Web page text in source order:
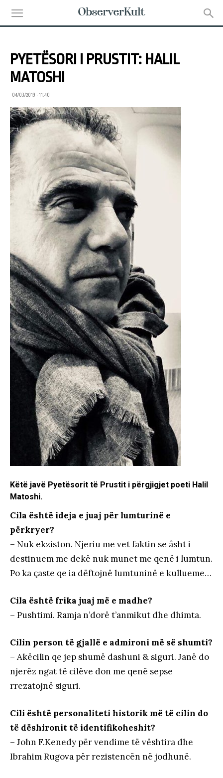
PYETËSORI I PRUSTIT: HALIL
MATOSHI
04/03/2019 • 11:40
Këtë javë Pyetësorit të Prustit i përgjigjet poeti Halil
Matoshi.
Cila është ideja e juaj për lumturinë e
përkryer?
– Nuk ekziston. Njeriu me vet faktin se âsht i
destinuem me dekë nuk munet me qenë i lumtun.
Po ka çaste qe ia dëftojnë lumtuninë e kullueme…
Cila është frika juaj më e madhe?
– Pushtimi. Ramja n’dorë t’anmikut dhe dhimta.
Cilin person të gjallë e admironi më së shumti?
– Akëcilin qe jep shumë dashuni & siguri. Janë do
njerëz ngat të cilëve don me qenë sepse
rrezatojnë siguri.
Cili është personaliteti historik më të cilin do
të dëshironit të identifikoheshit?
– John F.Kenedy për vendime të vështira dhe
Ibrahim Rugova për rezistencën në jodhunë.